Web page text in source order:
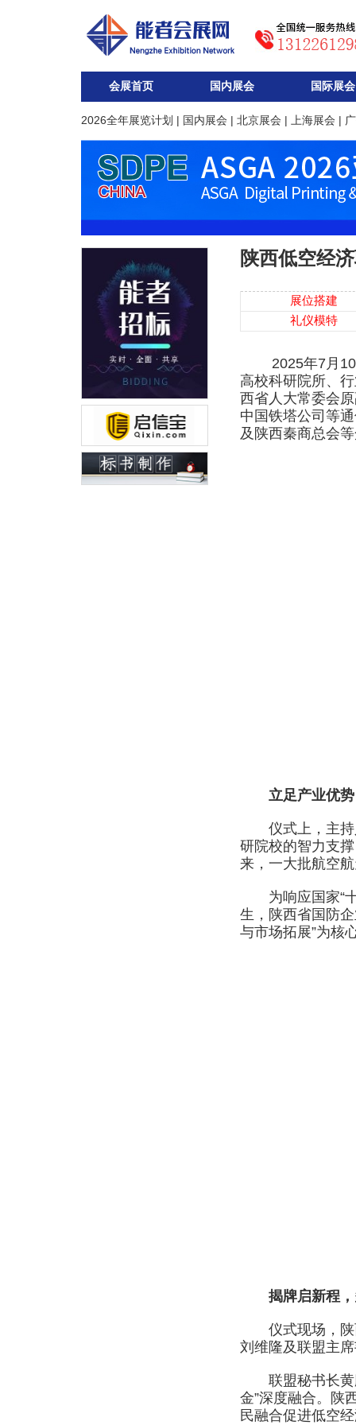
会展首页 国内展会 国际展会
2026全年展览计划 | 国内展会 | 北京展会 | 上海展会 |
陕西低空经
展位搭建
礼仪模特
2025年7月
高校科研院所、
西省人大常委会
中国铁塔公司等
及陕西秦商总会
立足产业优
仪式上，主持人
研院校的智力支
来，一大批航空
为响应国家“十
生，陕西省国防
与市场拓展”为核
揭牌启新程，
仪式现场，陕西
刘维隆及联盟主
联盟秘书长黄鹏
金”深度融合。陕
民融合促进低空